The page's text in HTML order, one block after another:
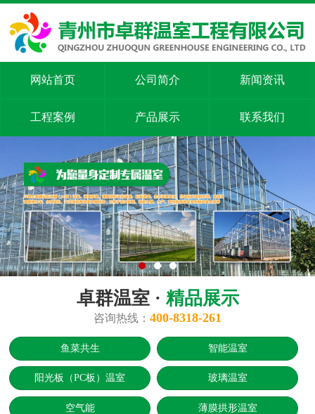
网站首页 公司简介 新闻资讯
工程案例 产品展示 联系我们
卓群温室 · 精品展示
咨询热线： 400-8318-261
鱼菜共生 智能温室
阳光板（PC板）温室 玻璃温室
空气能 薄膜拱形温室